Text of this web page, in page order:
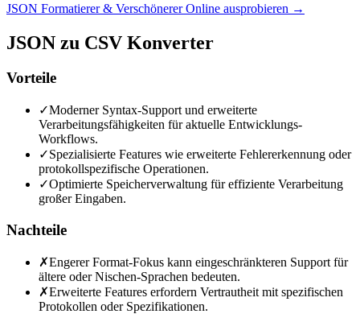
JSON Formatierer & Verschönerer Online ausprobieren →
JSON zu CSV Konverter
Vorteile
✓Moderner Syntax-Support und erweiterte
Verarbeitungsfähigkeiten für aktuelle Entwicklungs-
Workflows.
✓Spezialisierte Features wie erweiterte Fehlererkennung oder
protokollspezifische Operationen.
✓Optimierte Speicherverwaltung für effiziente Verarbeitung
großer Eingaben.
Nachteile
✗Engerer Format-Fokus kann eingeschränkteren Support für
ältere oder Nischen-Sprachen bedeuten.
✗Erweiterte Features erfordern Vertrautheit mit spezifischen
Protokollen oder Spezifikationen.